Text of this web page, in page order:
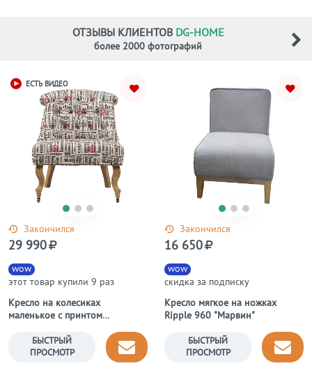
ОТЗЫВЫ КЛИЕНТОВ DG-HOME
более 2000 фотографий
ЕСТЬ ВИДЕО
Закончился
Кресло на колесиках
маленькое с принтом
Country Chair
wow
этот товар купили 9 раз
29 990
БЫСТРЫЙ
ПРОСМОТР
Закончился
Кресло мягкое на ножках
Ripple 960 "Марвин"
wow
скидка за подписку
16 650
БЫСТРЫЙ
ПРОСМОТР